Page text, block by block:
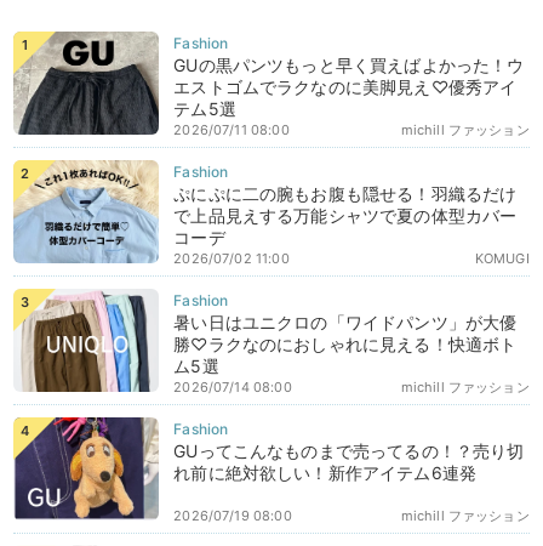
GUの黒パンツもっと早く買えばよかった！ウ
エストゴムでラクなのに美脚見え♡優秀アイ
テム5選
michill ファッション
2026/07/11 08:00
ぷにぷに二の腕もお腹も隠せる！羽織るだけ
で上品見えする万能シャツで夏の体型カバー
コーデ
KOMUGI
2026/07/02 11:00
暑い日はユニクロの「ワイドパンツ」が大優
勝♡ラクなのにおしゃれに見える！快適ボト
ム5選
michill ファッション
2026/07/14 08:00
GUってこんなものまで売ってるの！？売り切
れ前に絶対欲しい！新作アイテム6連発
michill ファッション
2026/07/19 08:00